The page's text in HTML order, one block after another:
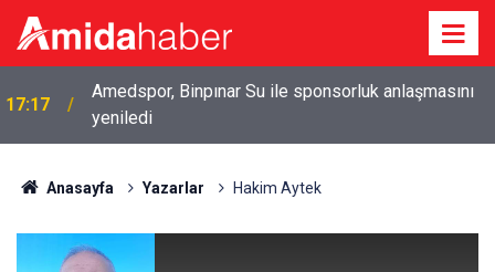
17:17
Amedspor, Binpınar Su ile sponsorluk anlaşmasını
yeniledi
16:45
Hakkari’de çekirge ve böcek istilası: Uzmanından
uyarı
Anasayfa Yazarlar Hakim Aytek